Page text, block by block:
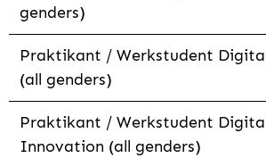
genders)
Praktikant / Werkstudent
(all genders)
Praktikant / Werkstudent
Innovation (all genders)